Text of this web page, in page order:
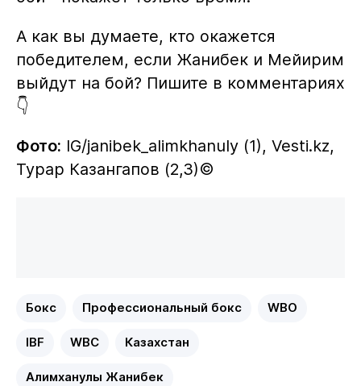
А как вы думаете, кто окажется
победителем, если Жанибек и Мейирим
выйдут на бой? Пишите в комментариях
👇
Фото: IG/janibek_alimkhanuly (1), Vesti.kz,
Турар Казангапов (2,3)©️
Бокс Профессиональный бокс WBO
IBF WBC Казахстан
Алимханулы Жанибек